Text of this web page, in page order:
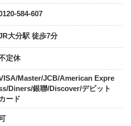
584-607
大分駅 徒歩7分
定休
Master/JCB/American Expre
Diners/銀聯/Discover/デビット
ード